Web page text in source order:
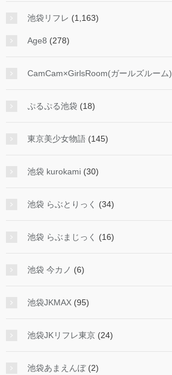
池袋リフレ (1,163)
Age8 (278)
CamCam×GirlsRoom(ガールズルーム)
ぷるぷる池袋 (18)
東京美少女物語 (145)
池袋 kurokami (30)
池袋 らぶとりっく (34)
池袋 らぶまじっく (16)
池袋 今カノ (6)
池袋JKMAX (95)
池袋JKリフレ東京 (24)
池袋あまえんぼ(2)